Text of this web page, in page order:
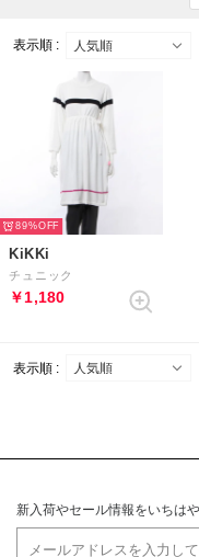
表示順 :
89%
KiKKi
チュニック
￥1,180
表示順 :
新入荷やセール情報をいちは